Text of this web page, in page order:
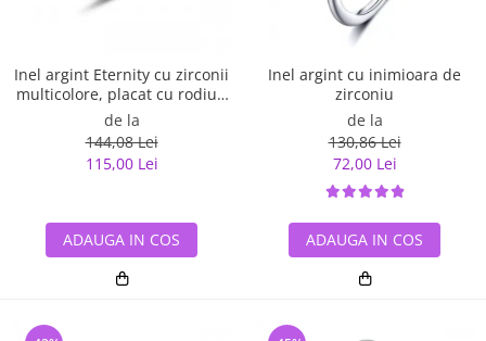
Inel argint Eternity cu zirconii
multicolore, placat cu rodiu -
ITU0229
de la
144,08 Lei
115,00 Lei
ADAUGA IN COS
Inel argint cu inimioara de
zirconiu
de la
130,86 Lei
72,00 Lei
ADAUGA IN COS